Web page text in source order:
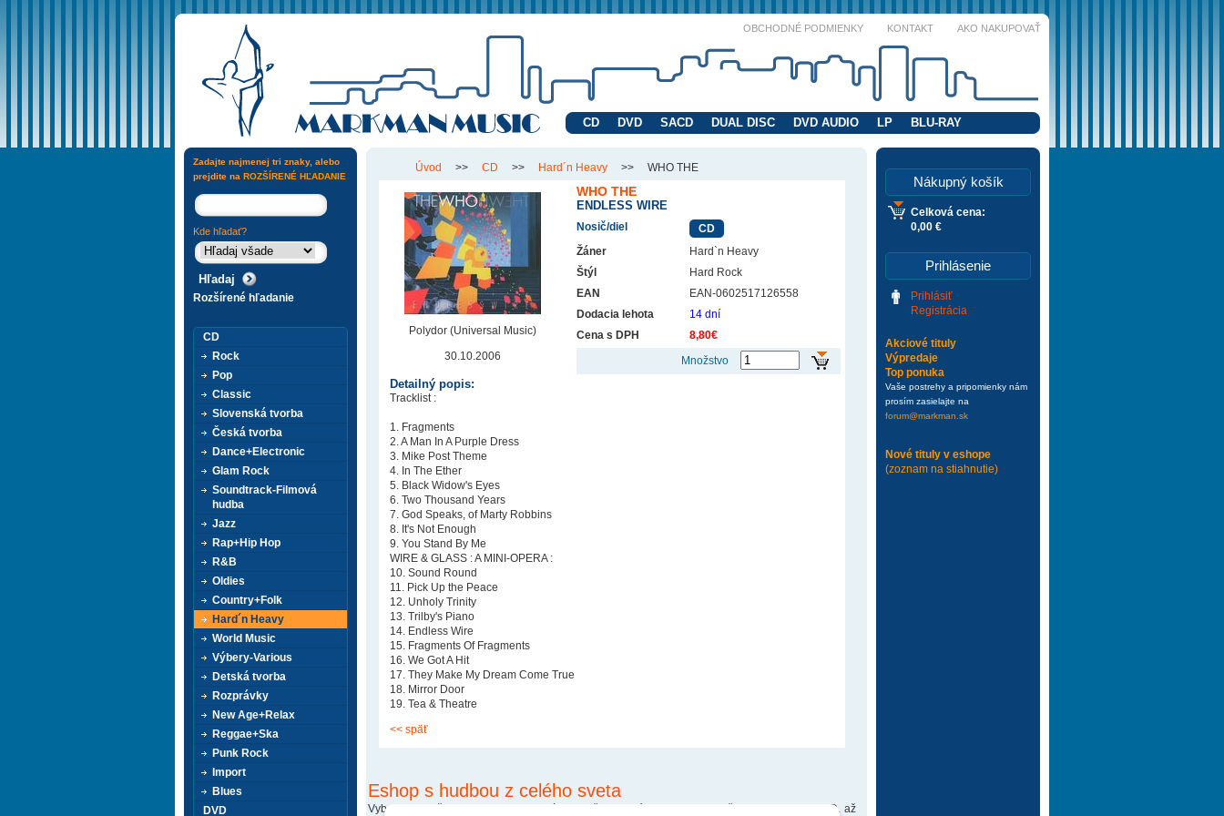
OBCHODNÉ PODMIENKY KONTAKT AKO NAKUPOVAŤ
CD DVD SACD DUAL DISC DVD AUDIO LP BLU-RAY
Úvod >> CD >> Hard´n Heavy >> WHO THE
Polydor (Universal Music)
30.10.2006
WHO THE
ENDLESS WIRE
Nosič/diel
CD
Žáner
Hard`n Heavy
Štýl
Hard Rock
EAN
EAN-0602517126558
Dodacia lehota
14 dní
Cena s DPH
8,80€
Množstvo
Detailný popis:
Tracklist :
1. Fragments
2. A Man In A Purple Dress
3. Mike Post Theme
4. In The Ether
5. Black Widow's Eyes
6. Two Thousand Years
7. God Speaks, of Marty Robbins
8. It's Not Enough
9. You Stand By Me
WIRE & GLASS : A MINI-OPERA :
10. Sound Round
11. Pick Up the Peace
12. Unholy Trinity
13. Trilby's Piano
14. Endless Wire
15. Fragments Of Fragments
16. We Got A Hit
17. They Make My Dream Come True
18. Mirror Door
19. Tea & Theatre
<< späť
Eshop s hudbou z celého sveta
Vyberte si zo širokej ponuky hudobných nosičov z celého sveta na nosičoch od CD, cez DVD. až
Nákupný košík
Celková cena:
0,00 €
Prihlásenie
Prihlásiť
Registrácia
Akciové tituly
Výpredaje
Top ponuka
Vaše postrehy a pripomienky nám
prosím zasielajte na
forum@markman.sk
Nové tituly v eshope
(zoznam na stiahnutie)
Zadajte najmenej tri znaky, alebo
prejdite na ROZŠÍRENÉ HĽADANIE
Kde hľadať?
Rozšírené hľadanie
CD
Rock
Pop
Classic
Slovenská tvorba
Česká tvorba
Dance+Electronic
Glam Rock
Soundtrack-Filmová
hudba
Jazz
Rap+Hip Hop
R&B
Oldies
Country+Folk
Hard´n Heavy
World Music
Výbery-Various
Detská tvorba
Rozprávky
New Age+Relax
Reggae+Ska
Punk Rock
Import
Blues
DVD